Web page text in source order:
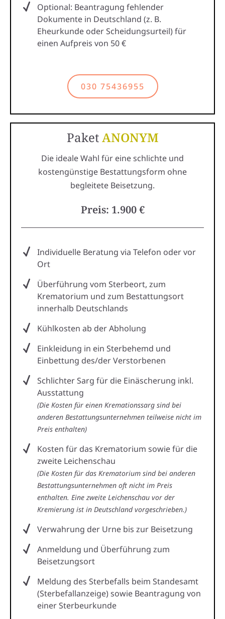
Optional: Beantragung fehlender
Dokumente in Deutschland (z. B.
Eheurkunde oder Scheidungsurteil) für
einen Aufpreis von 50 €
030 75436955
PaketANONYM
Die ideale Wahl für eine schlichte und
kostengünstige Bestattungsform ohne
begleitete Beisetzung.
Preis: 1.900 €
Individuelle Beratung via Telefon oder vor
Ort
Überführung vom Sterbeort, zum
Krematorium und zum Bestattungsort
innerhalb Deutschlands
Kühlkosten ab der Abholung
Einkleidung in ein Sterbehemd und
Einbettung des/der Verstorbenen
Schlichter Sarg für die Einäscherung inkl.
Ausstattung
(Die Kosten für einen Kremationssarg sind bei
anderen Bestattungsunternehmen teilweise nicht im
Preis enthalten)
Kosten für das Krematorium sowie für die
zweite Leichenschau
(Die Kosten für das Krematorium sind bei anderen
Bestattungsunternehmen oft nicht im Preis
enthalten. Eine zweite Leichenschau vor der
Kremierung ist in Deutschland vorgeschrieben.)
Verwahrung der Urne bis zur Beisetzung
Anmeldung und Überführung zum
Beisetzungsort
Meldung des Sterbefalls beim Standesamt
(Sterbefallanzeige) sowie Beantragung von
einer Sterbeurkunde